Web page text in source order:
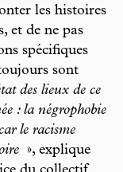
les histoires
et de ne pas
spécifiques
sont
des lieux de ce
: la négrophobie
le racisme
», explique